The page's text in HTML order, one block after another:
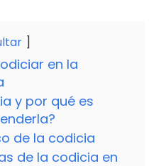
en la
y por qué es
de la codicia
de la codicia en